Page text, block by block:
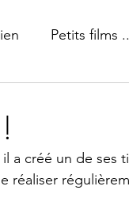
Petits films
a créé un de ses
réaliser